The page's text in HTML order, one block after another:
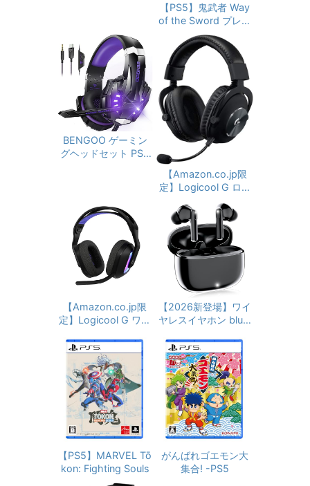
ホポーチ & 限定版オ
リジナルTシャツ &
アートブック（全48
P）＆群青色の衣装セ
ット（DLC）【予約
特典】DLC「ペルソ
ナ４ リバイバル: P3
R＆P5R Extra BGM
セット」 - PS5
【PS5】鬼武者 Way
of the Sword プレミ
アムデラックスエデ
ィション
BENGOO ゲーミン
グヘッドセット PS5
ゲーミングヘッドホ
ン スイッチ ヘッドフ
ォン 軽量 全効能 重
低音 LEDライト コン
トローラー ミュート
付き ステレオ FPS
ゲーム用 Nintendo S
4 スマホ PC対応 (紫)
【Amazon.co.jp限
定】Logicool G ロジ
ミングヘッドセット
G-PHS-003d PS5 P
S4 PC Switch Xbox
有線 Dolby 7.1ch 3.5
mm usb Blue VO!CE
搭載高性能 マイク 国
内正規品 1年間メー
カー保証 【Amazon.
co.jp 限定壁紙ダウン
ロード付き】
【Amazon.co.jp限
定】Logicool G ワイ
ッドセット G522 LI
GHTSPEED G522-B
Kd 軽量 マイク付き
Bluetooth 有線 対応
90時間連続使用可能
LIGHTSYNC RGB P
S5 PS4 PC window
s Mac ゲーミング ヘ
ォン ヘッドホン ブラ
ック 国内正規品 ※A
【2026新登場】ワイ
ヤレスイヤホン bluet
ブルートゥース V15
小型軽量 ぶるーとぅ
ーす コードレス人気
最大36時間再生 EN
C通話 マイク付き 自
動ペアリング Type-
C充電 タッチ式音量
調整 Siri対応0606
(ブラック)
【PS5】MARVEL Tō
kon: Fighting Souls
がんばれゴエモン大
集合! -PS5